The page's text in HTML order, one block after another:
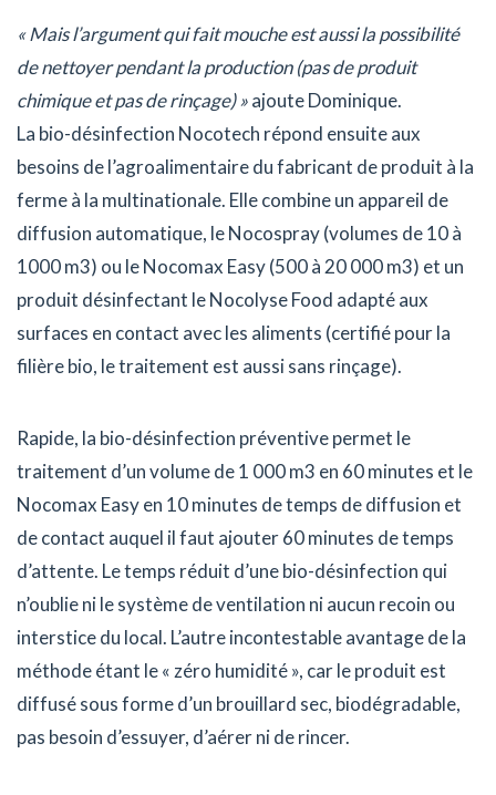
« Mais l’argument qui fait mouche est aussi la possibilité
de nettoyer pendant la production (pas de produit
chimique et pas de rinçage) »ajoute Dominique.
La bio-désinfection Nocotech répond ensuite aux
besoins de l’agroalimentaire du fabricant de produit à la
ferme à la multinationale. Elle combine un appareil de
diffusion automatique, le Nocospray (volumes de 10 à
1000 m3) ou le Nocomax Easy (500 à 20 000 m3) et un
produit désinfectant le Nocolyse Food adapté aux
surfaces en contact avec les aliments (certifié pour la
filière bio, le traitement est aussi sans rinçage).
Rapide, la bio-désinfection préventive permet le
traitement d’un volume de 1 000 m3 en 60 minutes et le
Nocomax Easy en 10 minutes de temps de diffusion et
de contact auquel il faut ajouter 60 minutes de temps
d’attente. Le temps réduit d’une bio-désinfection qui
n’oublie ni le système de ventilation ni aucun recoin ou
interstice du local. L’autre incontestable avantage de la
méthode étant le « zéro humidité », car le produit est
diffusé sous forme d’un brouillard sec, biodégradable,
pas besoin d’essuyer, d’aérer ni de rincer.